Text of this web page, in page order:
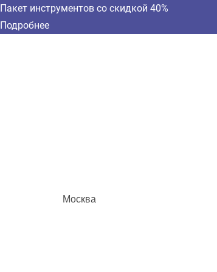
Пакет инструментов со скидкой 40%
Подробнее
Москва